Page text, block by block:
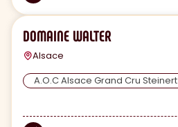
DOMAINE WALTER
Alsace
A.O.C Alsace Grand Cru Steinert